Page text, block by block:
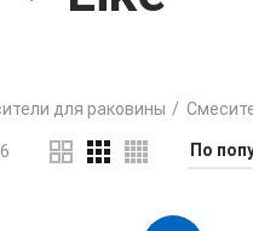
для раковины